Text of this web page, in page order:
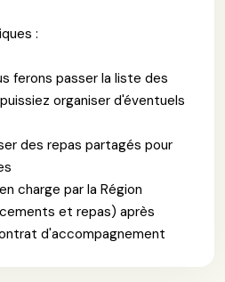
:
ferons passer la liste des
organiser d'éventuels
des repas partagés pour
charge par la Région
et repas) après
d'accompagnement